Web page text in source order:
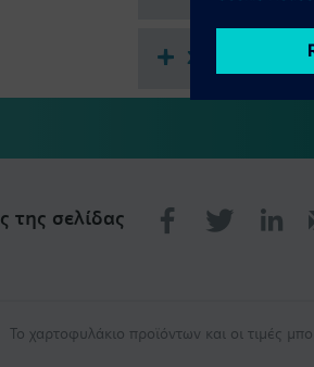
Συμβατά
της σελίδας
Το χαρτοφυλάκιο προϊόντων και οι τιμές